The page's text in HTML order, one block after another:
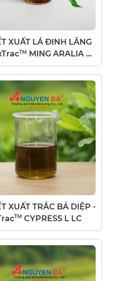
XUẤT LÁ ĐINH LĂNG
TM
MING ARALIA L
XUẤT TRẮC BÁ DIỆP -
TM CYPRESS L LC